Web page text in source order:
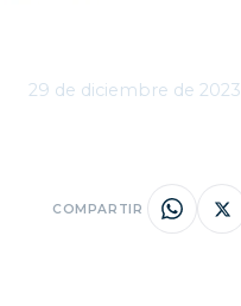
29 de diciembre de 2023
COMPARTIR